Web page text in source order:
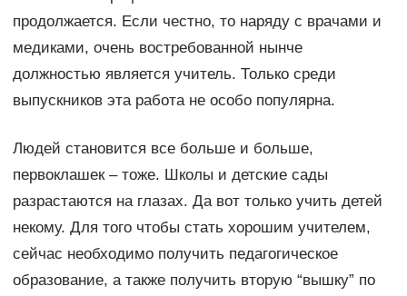
продолжается. Если честно, то наряду с врачами и
медиками, очень востребованной нынче
должностью является учитель. Только среди
выпускников эта работа не особо популярна.
Людей становится все больше и больше,
первоклашек – тоже. Школы и детские сады
разрастаются на глазах. Да вот только учить детей
некому. Для того чтобы стать хорошим учителем,
сейчас необходимо получить педагогическое
образование, а также получить вторую “вышку” по